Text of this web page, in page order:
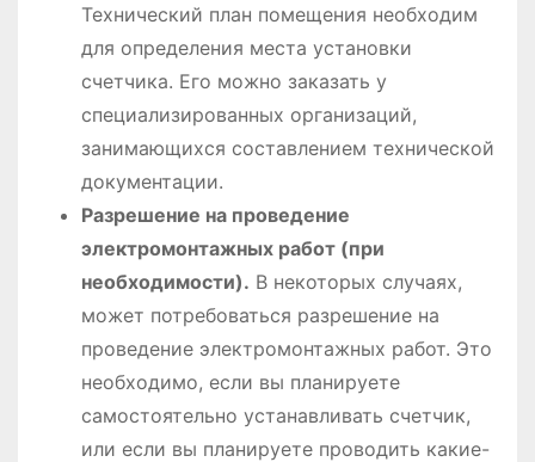
Технический план помещения необходим
для определения места установки
счетчика. Его можно заказать у
специализированных организаций,
занимающихся составлением технической
документации.
Разрешение на проведение
электромонтажных работ (при
необходимости). В некоторых случаях,
может потребоваться разрешение на
проведение электромонтажных работ. Это
необходимо, если вы планируете
самостоятельно устанавливать счетчик,
или если вы планируете проводить какие-